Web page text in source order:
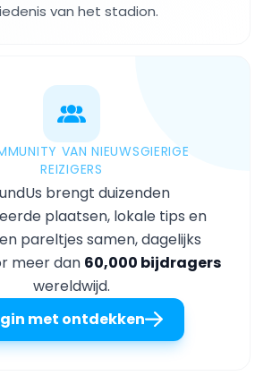
van het stadion.
VAN NIEUWSGIERIGE
REIZIGERS
brengt duizenden
plaatsen, lokale tips en
pareltjes samen, dagelijks
meer dan 60,000 bijdragers
wereldwijd.
met ontdekken